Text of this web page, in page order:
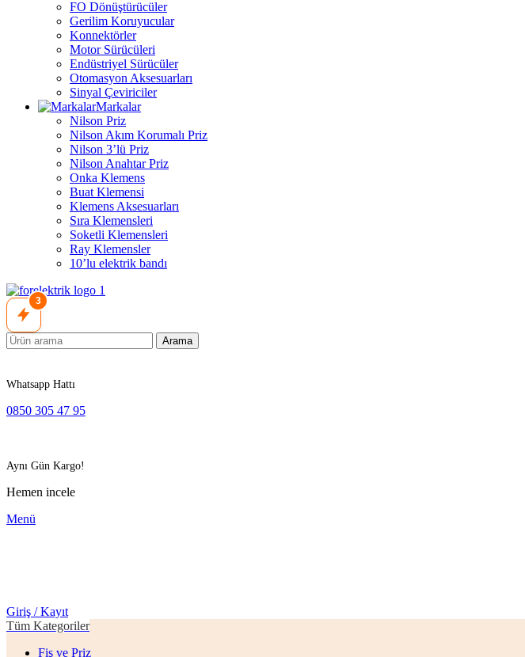
FO Dönüştürücüler
Gerilim Koruyucular
Konnektörler
Motor Sürücüleri
Endüstriyel Sürücüler
Otomasyon Aksesuarları
Sinyal Çeviriciler
Markalar
Nilson Priz
Nilson Akım Korumalı Priz
Nilson 3’lü Priz
Nilson Anahtar Priz
Onka Klemens
Buat Klemensi
Klemens Aksesuarları
Sıra Klemensleri
Soketli Klemensleri
Ray Klemensler
10’lu elektrik bandı
3
Arama
Whatsapp Hattı
0850 305 47 95
Aynı Gün Kargo!
Hemen incele
Menü
Giriş / Kayıt
Tüm Kategoriler
Fiş ve Priz